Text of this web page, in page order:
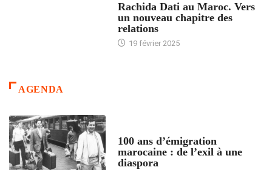
Rachida Dati au Maroc. Vers
un nouveau chapitre des
relations
19 février 2025
AGENDA
100 ans d’émigration
marocaine : de l’exil à une
diaspora